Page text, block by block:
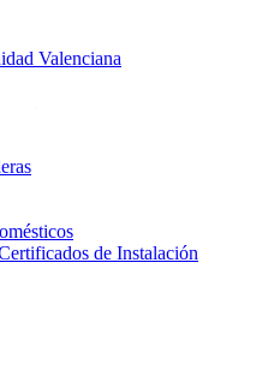
Valenciana
de Instalación